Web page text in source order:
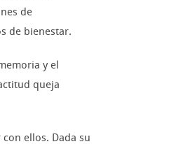
de
de bienestar.
y el
queja
ellos. Dada su